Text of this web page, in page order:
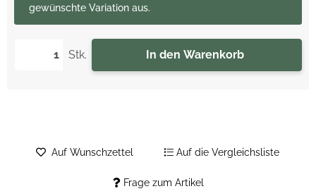
Stk. In den Warenkorb
gewünschte Variation aus.
Frage zum Artikel
Auf Wunschzettel Auf die Vergleichsliste